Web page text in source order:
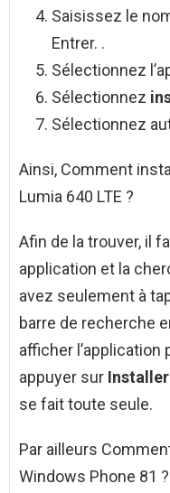
Saisissez le
Entrer. .
Sélectionnez
Sélectionnez
Sélectionnez
Ainsi, Comment
Lumia 640 LTE ?
Afin de la trouver, il
application et la
avez seulement à
barre de recherche
afficher l’application
appuyer sur Installer
se fait toute seule.
Par ailleurs
Windows Phone 81 ?